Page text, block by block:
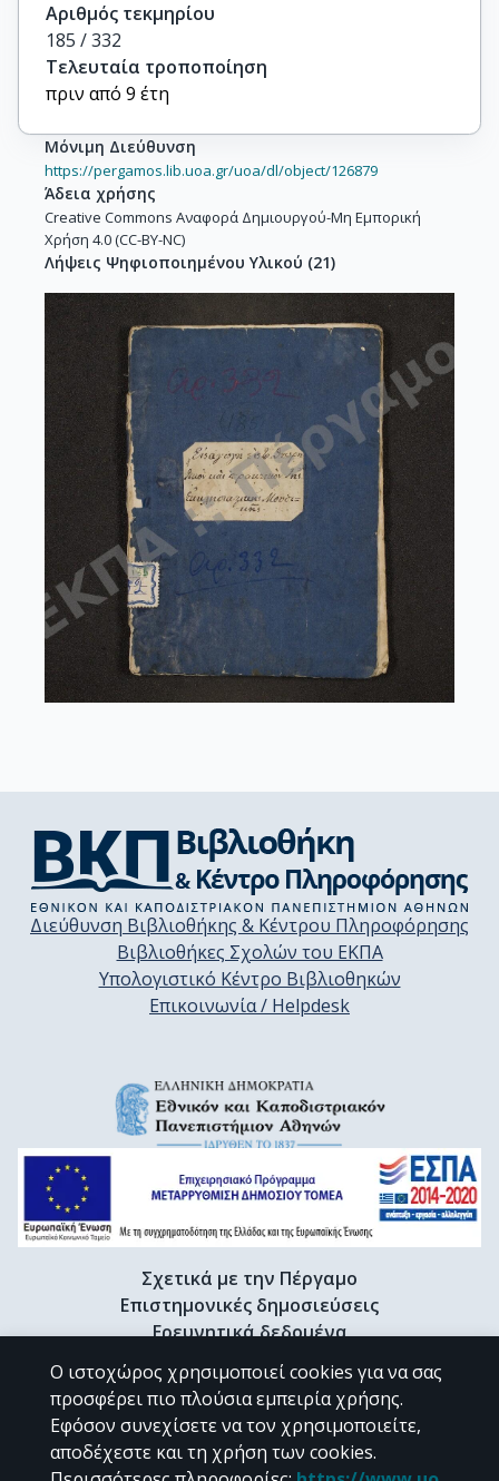
Αριθμός τεκμηρίου
185 / 332
Τελευταία τροποποίηση
πριν από 9 έτη
Μόνιμη Διεύθυνση
https://pergamos.lib.uoa.gr/uoa/dl/object/126879
Άδεια χρήσης
Creative Commons Αναφορά Δημιουργού-Μη Εμπορική
Χρήση 4.0 (CC-BY-NC)
Λήψεις Ψηφιοποιημένου Υλικού (21)
Διεύθυνση Βιβλιοθήκης & Κέντρου Πληροφόρησης
Βιβλιοθήκες Σχολών του ΕΚΠΑ
Υπολογιστικό Κέντρο Βιβλιοθηκών
Επικοινωνία / Helpdesk
Σχετικά με την Πέργαμο
Επιστημονικές δημοσιεύσεις
Ερευνητικά δεδομένα
Διδακτορικές διατριβές & Γκρίζα βιβλιογραφία
Προφίλ Ερευνητή
CC BY-NC 4.0
Ο ιστοχώρος χρησιμοποιεί cookies για να σας
προσφέρει πιο πλούσια εμπειρία χρήσης.
Εφόσον συνεχίσετε να τον χρησιμοποιείτε,
αποδέχεστε και τη χρήση των cookies.